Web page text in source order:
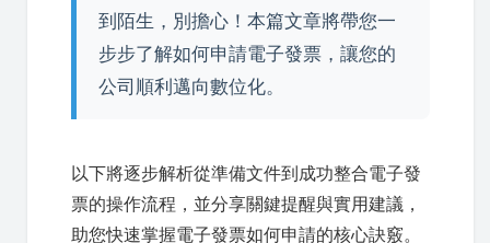
到陌生，別擔心！本篇文章將帶您一
步步了解如何申請電子發票，讓您的
公司順利邁向數位化。
以下將逐步解析從準備文件到成功整合電子發
票的操作流程，並分享關鍵提醒與實用建議，
助您快速掌握電子發票如何申請的核心訣竅。